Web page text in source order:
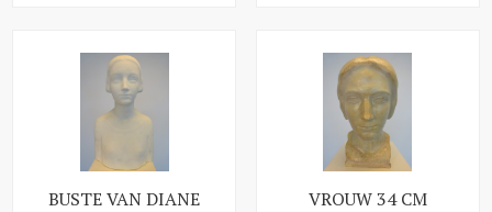
BUSTE VAN DIANE
VROUW 34 CM